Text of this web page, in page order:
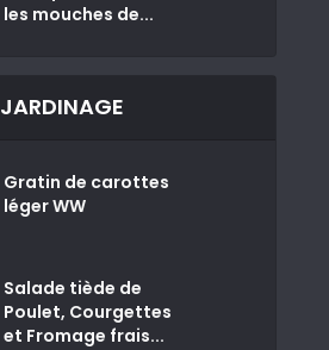
les mouches de...
JARDINAGE
Gratin de carottes
léger WW
Salade tiède de
Poulet, Courgettes
et Fromage frais...